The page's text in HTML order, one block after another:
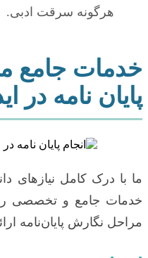
هرگونه سرقت ادبی.
خدمات جامع
پایان نامه در
ما با درک کامل نیازهای
خدمات جامع و تخصصی
مراحل نگارش پایان‌نامه